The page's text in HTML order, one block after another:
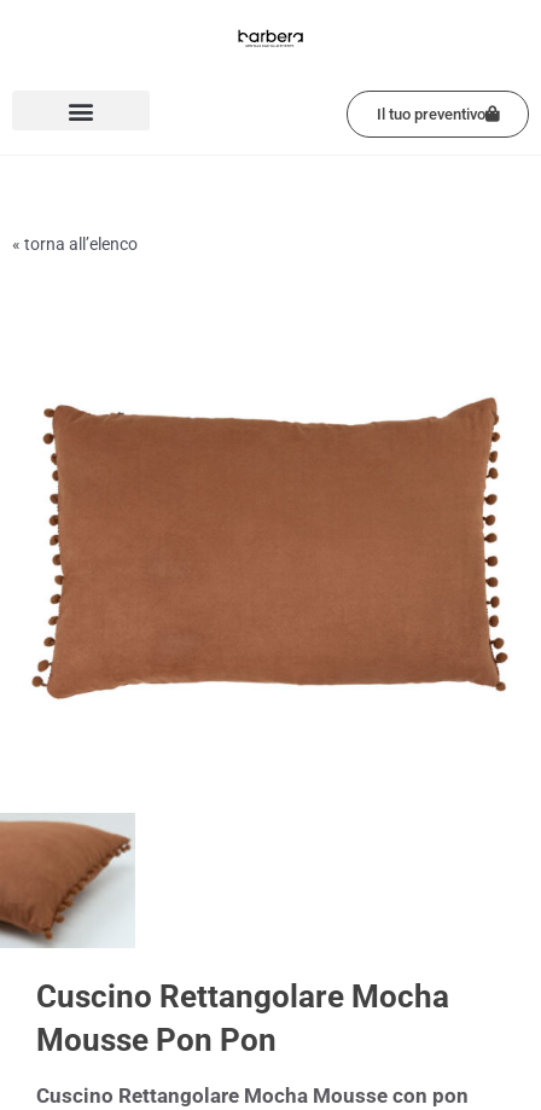
Il tuo preventivo
« torna all’elenco
Cuscino Rettangolare Mocha
Mousse Pon Pon
Cuscino Rettangolare Mocha Mousse con pon